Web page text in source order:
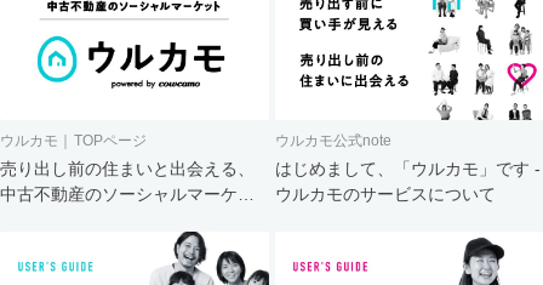
ウルカモ｜TOPページ
売り出し前の住まいと出会える、
中古不動産のソーシャルマーケッ
ウルカモ公式note
はじめまして、「ウルカモ」です -
ウルカモのサービスについて